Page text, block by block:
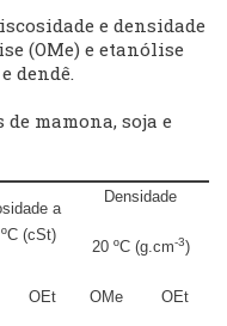
e densidade
(OMe) e etanólise
dendê.
de mamona, soja e
a
(cSt)
Densidade
20 ºC (g.cm-3)
OEt OMe OEt